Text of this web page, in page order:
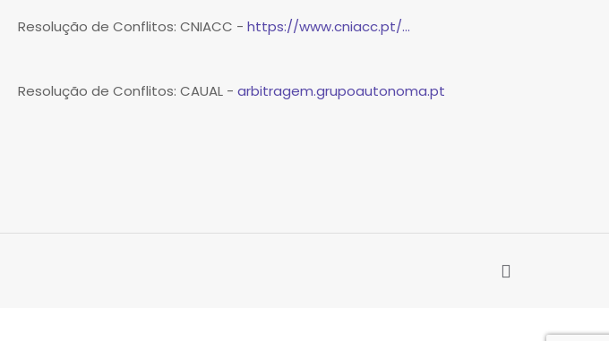
Resolução de Conflitos: CNIACC - https://www.cniacc.pt/...
Resolução de Conflitos: CAUAL - arbitragem.grupoautonoma.pt